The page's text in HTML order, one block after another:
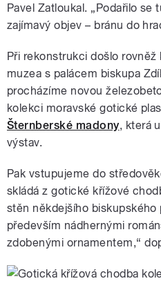
Pavel Zatloukal. „Podařilo se
zajímavý objev – bránu do
Při rekonstrukci došlo
muzea s palácem biskupa
procházíme novou
kolekci moravské gotické
Šternberské madony, která
výstav.
Pak vstupujeme do
skládá z gotické křížové
stěn někdejšího biskupského
především nádhernými
zdobenými ornamentem,“